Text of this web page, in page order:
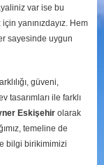
var ise bu
yanınızdayız. Hem
sayesinde uygun
güveni,
tasarımları ile farklı
Eskişehir olarak
temeline de
bilgi birikimimizi